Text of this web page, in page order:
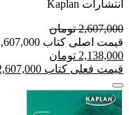
انتشارات Kaplan
2,607,000 تومان
قیمت اصلی کتاب 2,607,000 تومان بود
2,138,000 تومان
قیمت فعلی کتاب 2,607,000 تومان است